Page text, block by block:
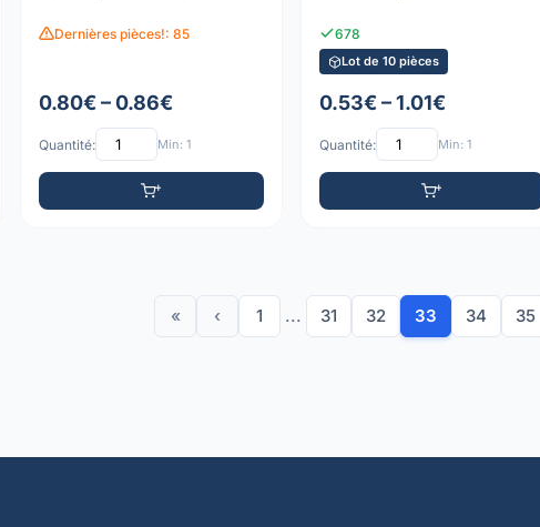
Dernières pièces!: 85
0.80€ – 0.86€
Quantité: Min: 1
678
Lot de 10 pièces
0.53€ – 1.01€
Quantité: Min: 1
« ‹ 1 ... 31 32 33 34 35